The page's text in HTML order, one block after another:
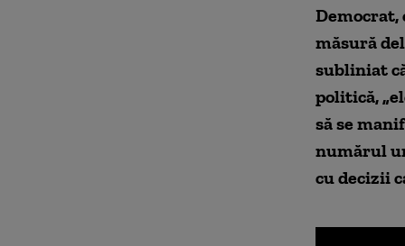
Democrat,
măsură
subliniat
politică,
să se
numărul
cu decizii